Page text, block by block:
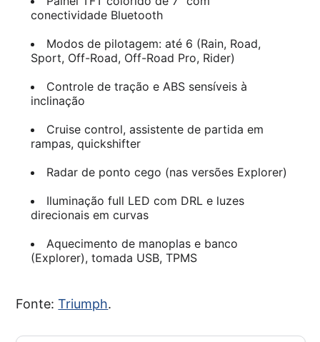
conectividade Bluetooth
Modos de pilotagem: até 6 (Rain, Road,
Sport, Off-Road, Off-Road Pro, Rider)
Controle de tração e ABS sensíveis à
inclinação
Cruise control, assistente de partida em
rampas, quickshifter
Radar de ponto cego (nas versões Explorer)
Iluminação full LED com DRL e luzes
direcionais em curvas
Aquecimento de manoplas e banco
(Explorer), tomada USB, TPMS
Fonte:Triumph.